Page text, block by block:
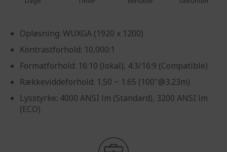
Opløsning: WUXGA (1920 x 1200)
Kontrastforhold: 10,000:1
Formatforhold: 16:10 (lokal), 4:3/16:9 (Compatible)
Rækkeviddeforhold: 1.50 ~ 1.65 (100"@3.23m)
Lysstyrke: 4000 ANSI lm (Standard), 3200 ANSI lm
(ECO)